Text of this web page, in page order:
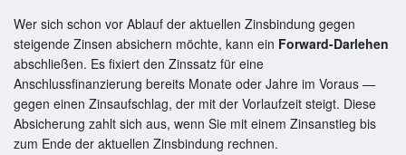
Wer sich schon vor Ablauf der aktuellen Zinsbindung gegen
steigende Zinsen absichern möchte, kann ein Forward-Darlehen
abschließen. Es fixiert den Zinssatz für eine
Anschlussfinanzierung bereits Monate oder Jahre im Voraus —
gegen einen Zinsaufschlag, der mit der Vorlaufzeit steigt. Diese
Absicherung zahlt sich aus, wenn Sie mit einem Zinsanstieg bis
zum Ende der aktuellen Zinsbindung rechnen.